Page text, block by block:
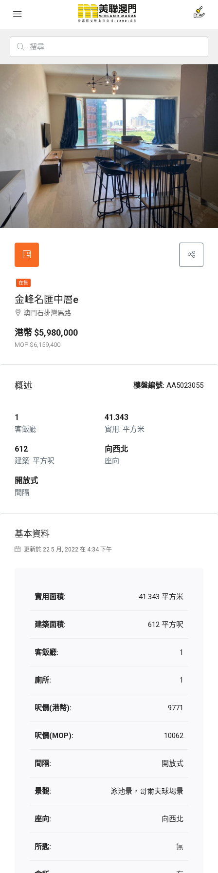
在售
金峰名匯中層e
澳門石排灣馬路
$5,980,000
$6,159,400
概述 樓盤編號: AA5023055
1
客飯廳
41.343
平方米
612
平方呎
向西北
座向
開放式
間隔
基本資料
更新於 22 5 月, 2022 在 4:34 下午
實用面積: 41.343 平方米
建築面積: 612 平方呎
客飯廳: 1
廁所: 1
呎價(港幣): 9771
呎價(MOP): 10062
間隔: 開放式
景觀: 泳池景，哥爾夫球場景
座向: 向西北
所匙: 無